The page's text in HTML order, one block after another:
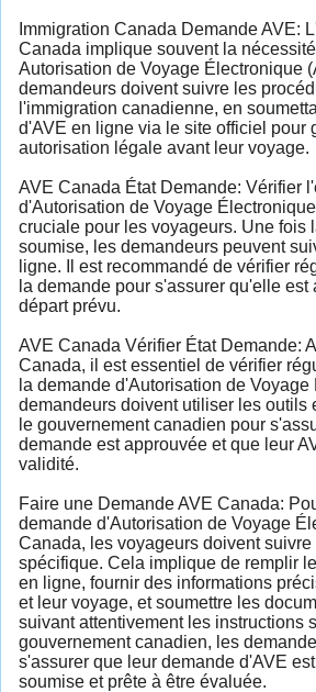
Immigration Canada Demande AVE:
Canada implique souvent la
Autorisation de Voyage Électronique
demandeurs doivent suivre les
l'immigration canadienne, en
d'AVE en ligne via le site officiel pour
autorisation légale avant leur voyage.
AVE Canada État Demande: Vérifier
d'Autorisation de Voyage
cruciale pour les voyageurs. Une fois
soumise, les demandeurs peuvent
ligne. Il est recommandé de vérifier
la demande pour s'assurer qu'elle
départ prévu.
AVE Canada Vérifier État Demande:
Canada, il est essentiel de vérifier
la demande d'Autorisation de
demandeurs doivent utiliser les outils
le gouvernement canadien pour
demande est approuvée et que leur
validité.
Faire une Demande AVE Canada:
demande d'Autorisation de Voyage
Canada, les voyageurs doivent
spécifique. Cela implique de remplir
en ligne, fournir des informations
et leur voyage, et soumettre les
suivant attentivement les instructions
gouvernement canadien, les
s'assurer que leur demande d'AVE
soumise et prête à être évaluée.